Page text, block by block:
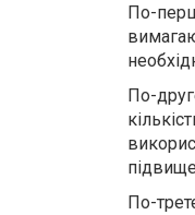
По-
По-
По-